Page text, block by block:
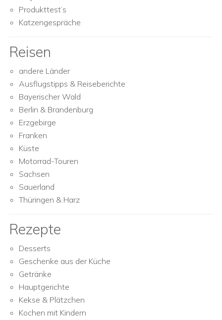
Produkttest’s
Katzengespräche
Reisen
andere Länder
Ausflugstipps & Reiseberichte
Bayerischer Wald
Berlin & Brandenburg
Erzgebirge
Franken
Küste
Motorrad-Touren
Sachsen
Sauerland
Thüringen & Harz
Rezepte
Desserts
Geschenke aus der Küche
Getränke
Hauptgerichte
Kekse & Plätzchen
Kochen mit Kindern